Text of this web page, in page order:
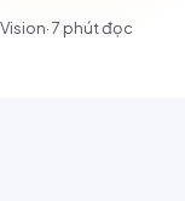
Vision·7 phút đọc